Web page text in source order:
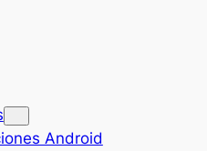
Android